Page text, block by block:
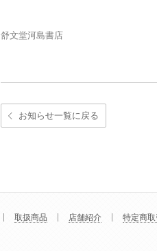
舒文堂河島書店
お知らせ一覧に戻る
取扱商品 店舗紹介 特定商